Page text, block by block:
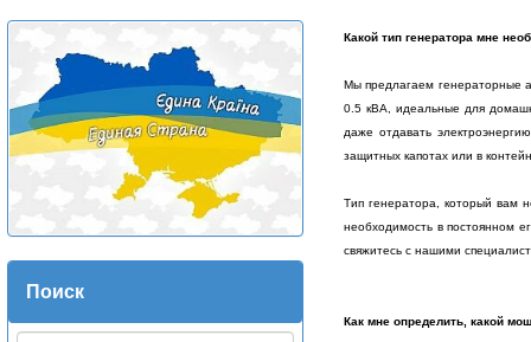
Поиск
Какой тип генератора мне
Мы предлагаем генераторные
0.5 кВА, идеальные для
даже отдавать
защитных капотах или в
Тип генератора, который вам
необходимость в постоянном
свяжитесь с нашими
Как мне определить, какой